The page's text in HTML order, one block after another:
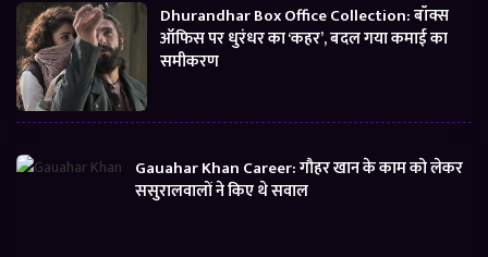
Dhurandhar Box Office Collection: बॉक्स
ऑफिस पर धुरंधर का ‘कहर’, बदल गया कमाई का
समीकरण
Gauahar Khan Career: गौहर खान के काम को लेकर
ससुरालवालों ने किए थे सवाल